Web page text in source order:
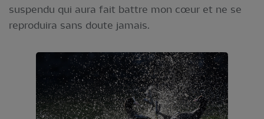
suspendu qui aura fait battre mon cœur et ne se
reproduira sans doute jamais.